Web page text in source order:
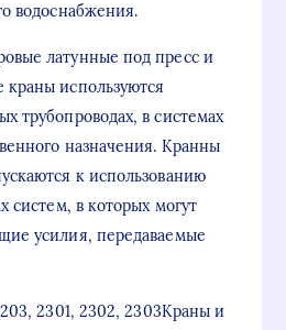
водоснабжения.
латунные под пресс и
используются
трубопроводах, в системах
назначения. Кранны
к использованию
систем, в которых могут
усилия, передаваемые
2301, 2302, 2303Краны и